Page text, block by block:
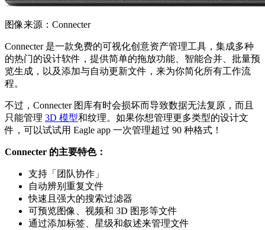
图像来源：Connecter
Connecter 是一款免费的可视化创意资产管理工具，集成多种
的热门的设计软件，提供简单的拖放功能、智能合并、批量预
览生成，以及添加与自动更新文件，来为你简化所有工作流
程。
不过，Connecter 图库有时会损坏而导致数据无法复原，而且
只能管理 3D 模型和纹理。如果你想管理更多类型的设计文
件，可以试试用 Eagle app 一次管理超过 90 种格式！
Connecter 的主要特色：
支持「团队协作」
自动辨别重复文件
快速且强大的搜索过滤器
可预览图像、视频和 3D 图形等文件
通过添加标签、星级和叙述来管理文件